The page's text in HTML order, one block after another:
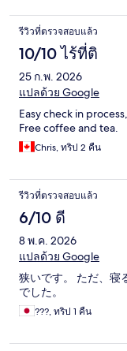
รีวิวที่ตรวจสอบแล้ว
10/10 ไร้ที่ติ
25 ก.พ. 2026
แปลด้วย Google
Easy check in
Free coffee and tea.
Chris, ทริป 2 คืน
รีวิวที่ตรวจสอบแล้ว
6/10 ดี
8 พ.ค. 2026
แปลด้วย Google
狭いです。 ただ、寝
でした。
???, ทริป 1 คืน